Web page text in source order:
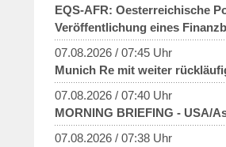
EQS-AFR: Oesterreichische
Veröffentlichung eines
07.08.2026 / 07:45 Uhr
Munich Re mit weiter
07.08.2026 / 07:40 Uhr
MORNING BRIEFING - USA/
07.08.2026 / 07:38 Uhr